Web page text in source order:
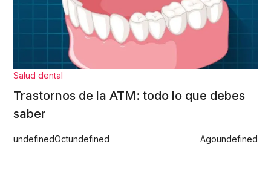
Salud dental
Trastornos de la ATM: todo lo que debes
saber
undefinedOctundefined Agoundefined